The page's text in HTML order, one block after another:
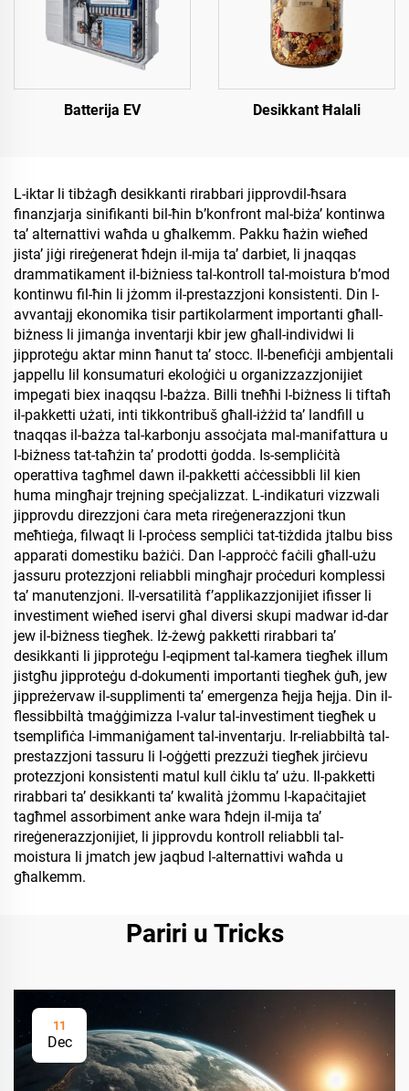
Batterija EV Desikkant Ħalali
L-iktar li tibżagħ desikkanti rirabbari jipprovdil-ħsara
finanzjarja sinifikanti bil-ħin b’konfront mal-biża’ kontinwa
ta’ alternattivi waħda u għalkemm. Pakku ħażin wieħed
jista’ jiġi rireġenerat ħdejn il-mija ta’ darbiet, li jnaqqas
drammatikament il-biżniess tal-kontroll tal-moistura b’mod
kontinwu fil-ħin li jżomm il-prestazzjoni konsistenti. Din l-
avvantajj ekonomika tisir partikolarment importanti għall-
biżness li jimanġa inventarji kbir jew għall-individwi li
jipproteġu aktar minn ħanut ta’ stocc. Il-benefiċji ambjentali
jappellu lil konsumaturi ekoloġiċi u organizzazzjonijiet
impegati biex inaqqsu l-bażza. Billi tneħħi l-biżness li tiftaħ
il-pakketti użati, inti tikkontribuš għall-iżżid ta’ landfill u
tnaqqas il-bażza tal-karbonju assoċjata mal-manifattura u
l-biżness tat-taħżin ta’ prodotti ġodda. Is-sempliċità
operattiva tagħmel dawn il-pakketti aċċessibbli lil kien
huma mingħajr trejning speċjalizzat. L-indikaturi vizzwali
jipprovdu direzzjoni ċara meta rireġenerazzjoni tkun
meħtieġa, filwaqt li l-proċess sempliċi tat-tiżdida jtalbu biss
apparati domestiku bażiċi. Dan l-approċċ faċili għall-użu
jassuru protezzjoni reliabbli mingħajr proċeduri komplessi
ta’ manutenzjoni. Il-versatilità f’applikazzjonijiet ifisser li
investiment wieħed iservi għal diversi skupi madwar id-dar
jew il-biżness tiegħek. Iż-żewġ pakketti rirabbari ta’
desikkanti li jipproteġu l-eqipment tal-kamera tiegħek illum
jistgħu jipproteġu d-dokumenti importanti tiegħek ġuħ, jew
jippreżervaw il-supplimenti ta’ emergenza ħejja ħejja. Din il-
flessibbiltà tmaġġimizza l-valur tal-investiment tiegħek u
tsemplifiċa l-immaniġament tal-inventarju. Ir-reliabbiltà tal-
prestazzjoni tassuru li l-oġġetti prezzużi tiegħek jirċievu
protezzjoni konsistenti matul kull ċiklu ta’ użu. Il-pakketti
rirabbari ta’ desikkanti ta’ kwalità jżommu l-kapaċitajiet
tagħmel assorbiment anke wara ħdejn il-mija ta’
rireġenerazzjonijiet, li jipprovdu kontroll reliabbli tal-
moistura li jmatch jew jaqbud l-alternattivi waħda u
għalkemm.
Pariri u Tricks
11
Dec